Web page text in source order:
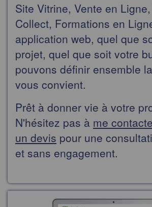
Site Vitrine, Vente en
Collect, Formations en
application web, quel que
projet, quel que soit votre
pouvons définir ensemble
vous convient.
Prêt à donner vie à votre
N'hésitez pas à me
un devis pour une
et sans engagement.